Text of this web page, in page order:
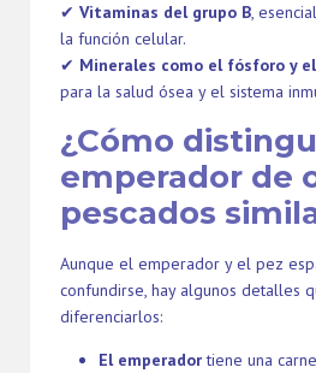
✔ Vitaminas del grupo B,
la función celular.
✔ Minerales como el fósforo y
para la salud ósea y el sistema
¿Cómo
emperador de
pescados
Aunque el emperador y el pez
confundirse, hay algunos detalles
diferenciarlos:
El emperadortiene una